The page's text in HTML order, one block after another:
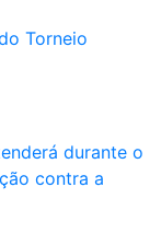
Torneio
durante o
contra a